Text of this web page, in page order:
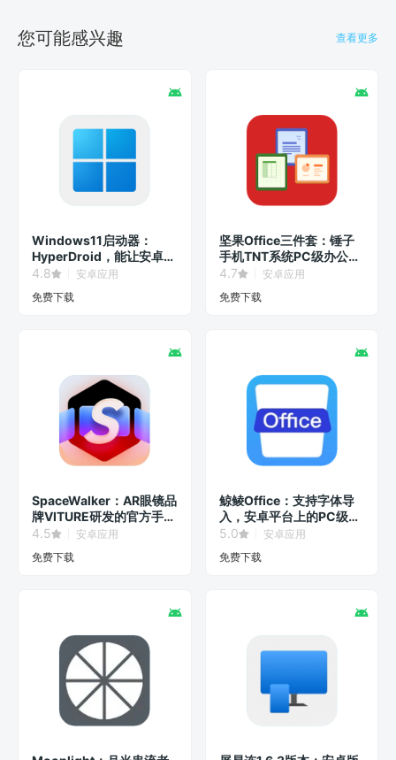
您可能感兴趣 查看更多
Windows11启动器：
HyperDroid，能让安卓系
统秒变Win11界面！
4.8
安卓应用
免费下载
坚果Office三件套：锤子
手机TNT系统PC级办公软
件！
4.7
安卓应用
免费下载
SpaceWalker：AR眼镜品
牌VITURE研发的官方手机
客户端！
4.5
安卓应用
免费下载
鲸鲮Office：支持字体导
入，安卓平台上的PC级办
公软件！
5.0
安卓应用
免费下载